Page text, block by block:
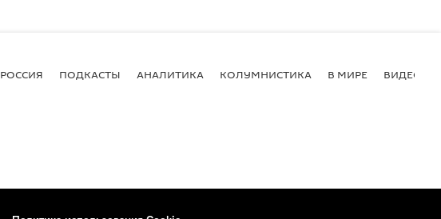
РОССИЯ ПОДКАСТЫ АНАЛИТИКА КОЛУМНИСТИКА В МИРЕ ВИДЕО